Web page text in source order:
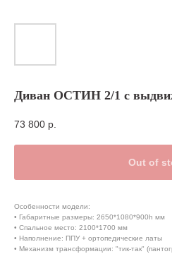
Диван ОСТИН 2/1 с
73 800 р.
Out of
Особенности модели:
• Габаритные размеры: 2650*1080*900h мм
• Спальное место: 2100*1700 мм
• Наполнение: ППУ + ортопедические латы
• Механизм трансформации: "тик-так"